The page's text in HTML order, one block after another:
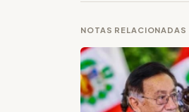
NOTAS RELACIONADAS